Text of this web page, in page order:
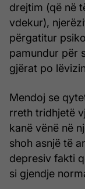
drejtim (që në
vdekur),
përgatitur
pamundur për
gjërat po
Mendoj se
rreth tridhjetë
kanë vënë në
shoh asnjë të
depresiv fakti
si gjendje